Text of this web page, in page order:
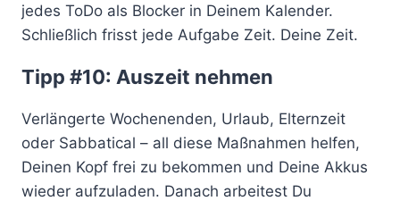
jedes ToDo als Blocker in Deinem Kalender.
Schließlich frisst jede Aufgabe Zeit. Deine Zeit.
Tipp #10: Auszeit nehmen
Verlängerte Wochenenden, Urlaub, Elternzeit
oder Sabbatical – all diese Maßnahmen helfen,
Deinen Kopf frei zu bekommen und Deine Akkus
wieder aufzuladen. Danach arbeitest Du